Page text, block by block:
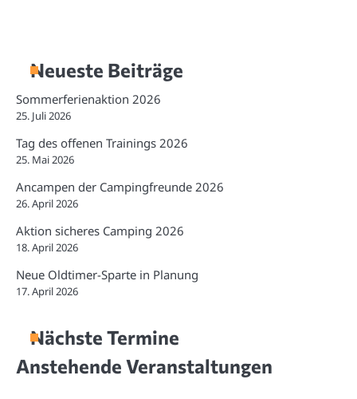
Neueste Beiträge
Sommerferienaktion 2026
25. Juli 2026
Tag des offenen Trainings 2026
25. Mai 2026
Ancampen der Campingfreunde 2026
26. April 2026
Aktion sicheres Camping 2026
18. April 2026
Neue Oldtimer-Sparte in Planung
17. April 2026
Nächste Termine
Anstehende Veranstaltungen